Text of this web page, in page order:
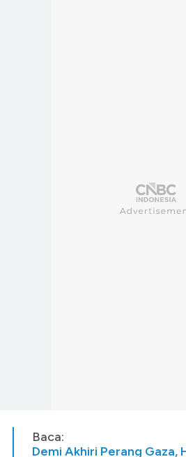
Baca:
Demi Akhiri Perang Gaza,